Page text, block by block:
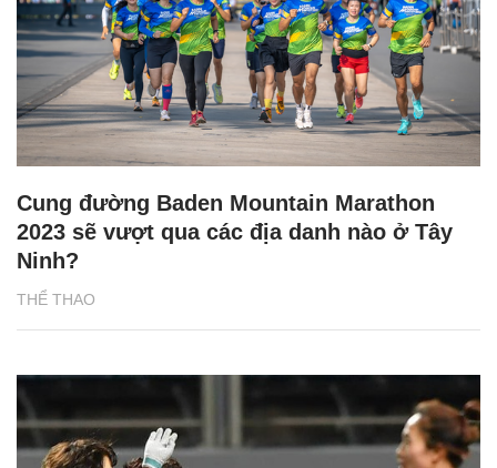
THỂ THAO
Cung đường Baden Mountain Marathon
2023 sẽ vượt qua các địa danh nào ở Tây
Ninh?